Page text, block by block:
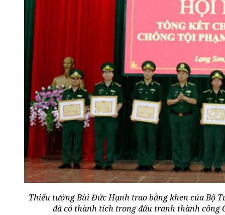
Thiếu tướng Bùi Đức Hạnh trao bằng khen của Bộ
đã có thành tích trong đấu tranh thành công